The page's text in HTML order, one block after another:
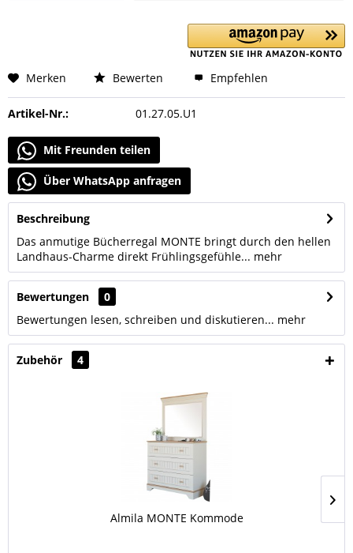
Merken Bewerten Empfehlen
Artikel-Nr.: 01.27.05.U1
Mit Freunden teilen
Über WhatsApp anfragen
Beschreibung
Das anmutige Bücherregal MONTE bringt durch den hellen
Landhaus-Charme direkt Frühlingsgefühle... mehr
Bewertungen
0
Bewertungen lesen, schreiben und diskutieren... mehr
Zubehör 4
Almila MONTE Kommode